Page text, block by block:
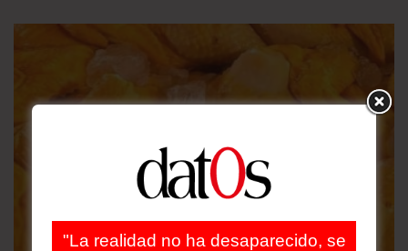
"La realidad no ha desaparecido, se